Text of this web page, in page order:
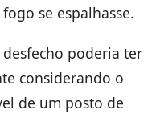
se espalhasse.
desfecho poderia ter
considerando o
de um posto de